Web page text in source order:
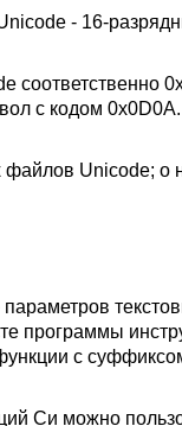
- 16-
соответственно
с кодом
Unicode;
программы
с
Cи можно